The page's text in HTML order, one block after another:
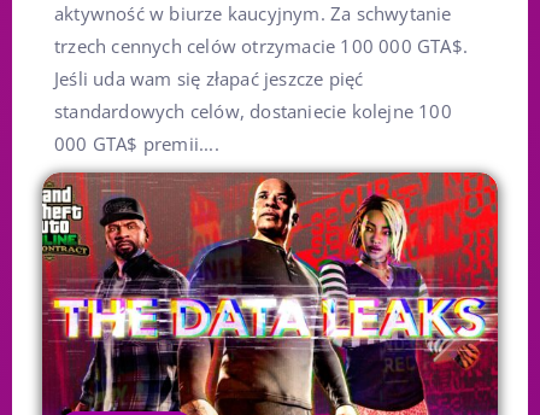
aktywność w biurze kaucyjnym. Za schwytanie
trzech cennych celów otrzymacie 100 000 GTA$.
Jeśli uda wam się złapać jeszcze pięć
standardowych celów, dostaniecie kolejne 100
000 GTA$ premii....